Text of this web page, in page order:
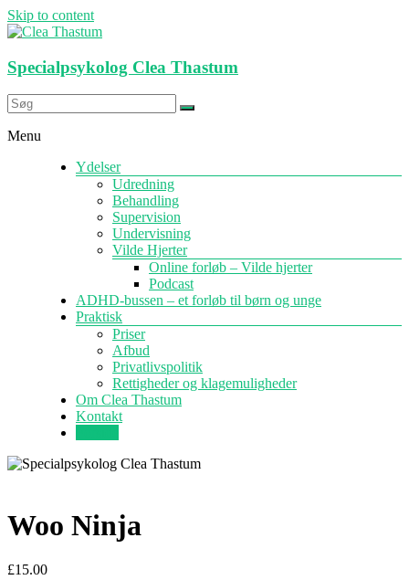
Skip to content
Specialpsykolog Clea Thastum
Menu
Ydelser
Udredning
Behandling
Supervision
Undervisning
Vilde Hjerter
Online forløb – Vilde hjerter
Podcast
ADHD-bussen – et forløb til børn og unge
Praktisk
Priser
Afbud
Privatlivspolitik
Rettigheder og klagemuligheder
Om Clea Thastum
Kontakt
Woo Ninja
£15.00